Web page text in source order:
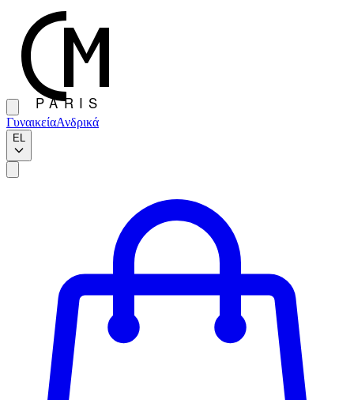
ΓυναικείαΑνδρικά
EL